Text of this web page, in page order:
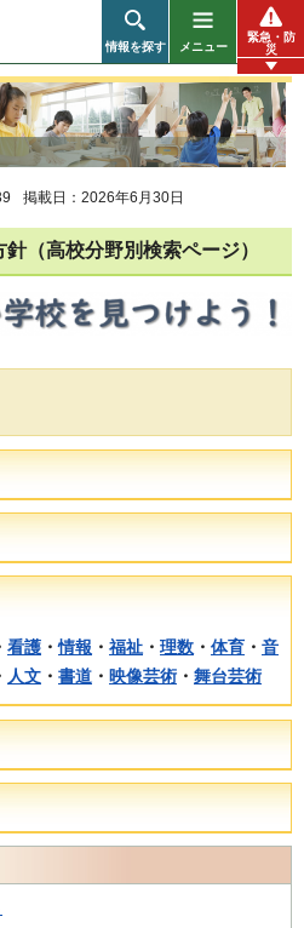
情報を探す メニュー
緊急・防
災
掲載日：2026年6月30日
（高校分野別検索ページ）
看護 ・情報 ・ 福祉 ・ 理数 ・ 体育 ・ 音
人文 ・ 書道 ・ 映像芸術 ・ 舞台芸術